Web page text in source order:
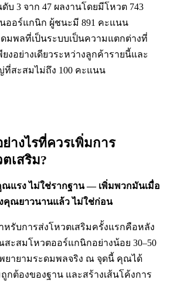
บ 3 จาก 47 ผลงานโดยมีโหวต 743
ออร์แกนิก ผู้ชนะมี 891 คะแนน
ดมพลที่เป็นระบบเป็นความแตกต่างที่
งอย่างเดียวระหว่างลูกค้ารายนี้และ
ที่สะสมไม่ถึง 100 คะแนน
างไรที่ควรเพิ่มการ
เสริม?
แรง ไม่ใช่รากฐาน — เพิ่มพวกมันเมื่อ
คุณยาวนานแล้ว ไม่ใช่ก่อน
หรับการส่งโหวตเสริมครั้งแรกคือหลัง
ะสมโหวตออร์แกนิกอย่างน้อย 30–50
ยายามระดมพลจริง ณ จุดนี้ คุณได้
กต้องของฐาน และสร้างเส้นโค้งการ